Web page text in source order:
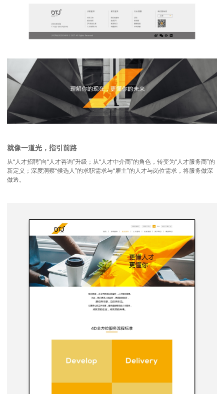
就像一道光，指引前路
从“人才招聘”向“人才咨询”升级；从“人才中介商”的角色，转变为“人才服务商”的
新定义；深度洞察“候选人”的求职需求与“雇主”的人才与岗位需求，将服务做深
做透。